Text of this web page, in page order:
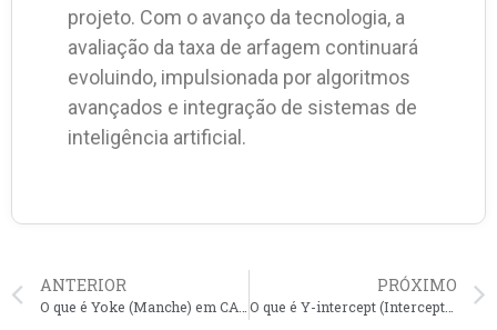
projeto. Com o avanço da tecnologia, a
avaliação da taxa de arfagem continuará
evoluindo, impulsionada por algoritmos
avançados e integração de sistemas de
inteligência artificial.
ANTERIOR PRÓXIMO
O que é Y-intercept (Interceptação no Eixo Y) em CAD?